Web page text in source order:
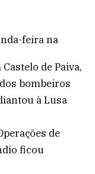
feira na
de Paiva,
bombeiros
à Lusa
de
ficou